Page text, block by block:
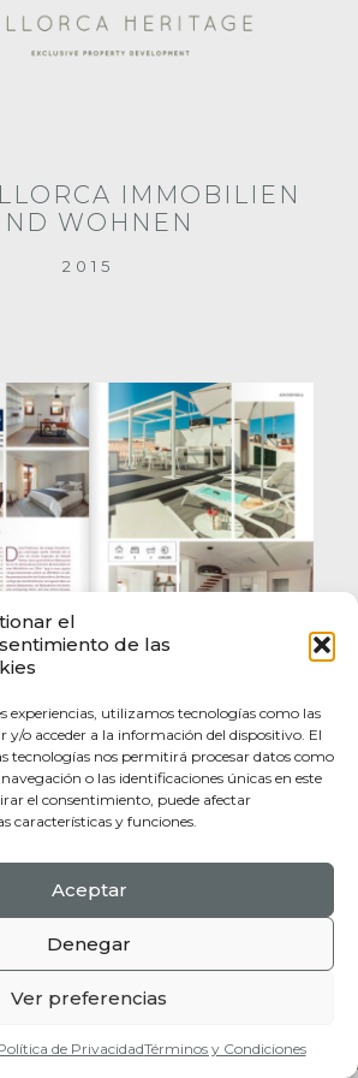
el
de las
experiencias, utilizamos tecnologías como las
y/o acceder a la información del dispositivo. El
tecnologías nos permitirá procesar datos como
o las identificaciones únicas en este
el consentimiento, puede afectar
características y funciones.
Aceptar
Denegar
Ver preferencias
de PrivacidadTérminos y Condiciones
IMMOBILIEN
WOHNEN
2015
|
Politica de Coookies |
y Condiciones